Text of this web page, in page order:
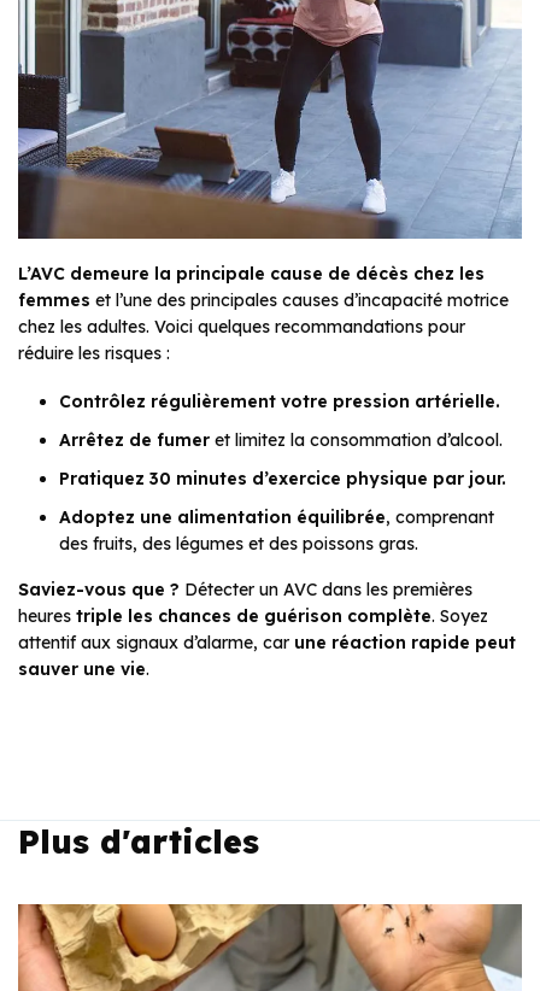
L’AVC demeure la principale cause de décès chez les
femmes et l’une des principales causes d’incapacité motrice
chez les adultes. Voici quelques recommandations pour
réduire les risques :
Contrôlez régulièrement votre pression artérielle.
Arrêtez de fumer et limitez la consommation d’alcool.
Pratiquez 30 minutes d’exercice physique par jour.
Adoptez une alimentation équilibrée, comprenant
des fruits, des légumes et des poissons gras.
Saviez-vous que ? Détecter un AVC dans les premières
heures triple les chances de guérison complète. Soyez
attentif aux signaux d’alarme, car une réaction rapide peut
sauver une vie.
Plus d'articles